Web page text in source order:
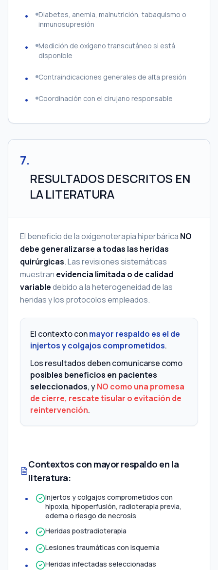
Diabetes, anemia, malnutrición, tabaquismo o
inmunosupresión
Medición de oxígeno transcutáneo si está
disponible
Contraindicaciones generales de alta presión
Coordinación con el cirujano responsable
7.
RESULTADOS DESCRITOS EN
LA LITERATURA
El beneficio de la oxigenoterapia hiperbárica NO
debe generalizarse a todas las heridas
quirúrgicas. Las revisiones sistemáticas
muestran evidencia limitada o de calidad
variabledebido a la heterogeneidad de las
heridas y los protocolos empleados.
El contexto conmayor respaldo es el de
injertos y colgajos comprometidos.
Los resultados deben comunicarse como
posibles beneficios en pacientes
seleccionados, yNO como una promesa
de cierre, rescate tisular o evitación de
reintervención.
Contextos con mayor respaldo en la
literatura:
Injertos y colgajos comprometidos con
hipoxia, hipoperfusión, radioterapia previa,
edema o riesgo de necrosis
Heridas postradioterapia
Lesiones traumáticas con isquemia
Heridas infectadas seleccionadas